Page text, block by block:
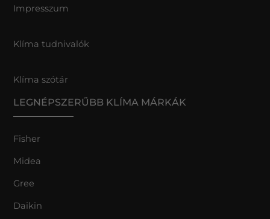
Impresszum
Klíma tudnivalók
Klíma szótár
LEGNÉPSZERŰBB KLÍMA MÁRKÁK
Fisher
Midea
Gree
Daikin